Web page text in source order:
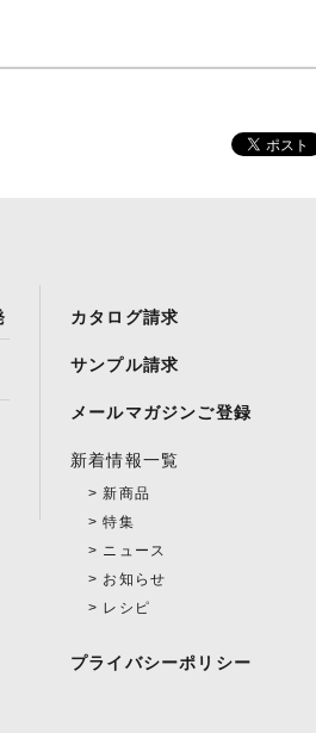
カタログ請求
サンプル請求
メールマガジンご登録
新着情報一覧
新商品
特集
ニュース
お知らせ
レシピ
プライバシーポリシー